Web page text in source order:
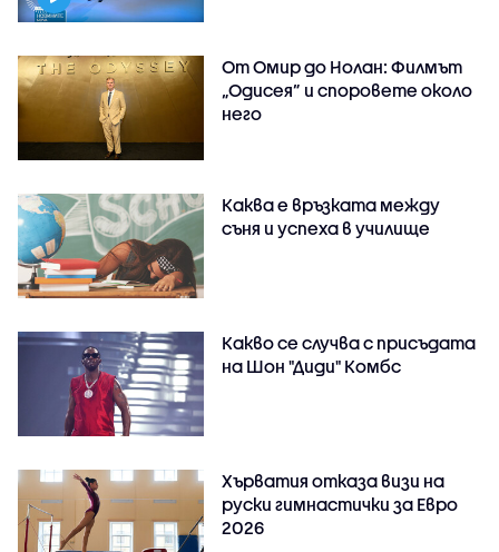
От Омир до Нолан: Филмът
„Одисея” и споровете около
него
Каква е връзката между
съня и успеха в училище
Какво се случва с присъдата
на Шон "Диди" Комбс
Хърватия отказа визи на
руски гимнастички за Евро
2026